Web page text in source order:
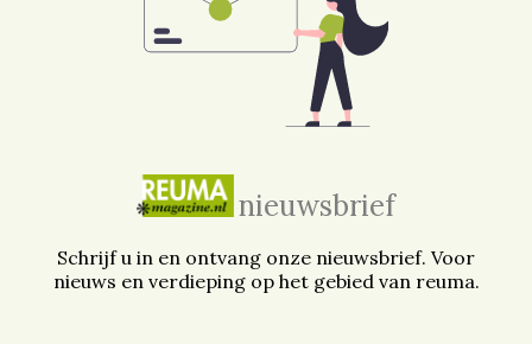
nieuwsbrief
Schrijf u in en ontvang onze nieuwsbrief. Voor
nieuws en verdieping op het gebied van reuma.